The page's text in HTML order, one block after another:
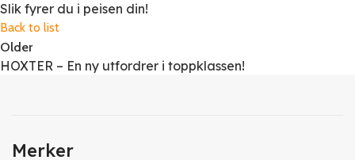
Slik fyrer du i peisen din!
Back to list
Older
HOXTER – En ny utfordrer i toppklassen!
Merker